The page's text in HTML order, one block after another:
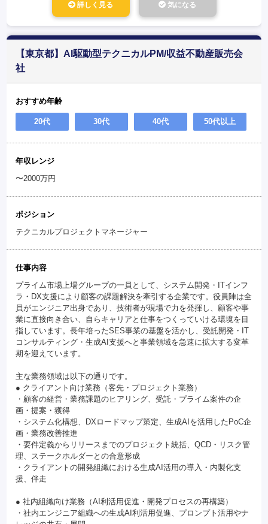
詳しく見る 気になる
【東京都】AI駆動型テクニカルPM/収益不動産販売会
社
おすすめ年齢
20代 30代 40代 50代以上
年収レンジ
〜2000万円
ポジション
テクニカルプロジェクトマネージャー
仕事内容
プライム市場上場グループの一員として、システム開発・ITインフ
ラ・DX支援により顧客の課題解決を牽引する企業です。役員陣は全
員がエンジニア出身であり、技術者が現場で力を発揮し、顧客や事
業に直接向き合い、自らキャリアと仕事をつくっていける環境を目
指しています。長年培ったSES事業の基盤を活かし、受託開発・IT
コンサルティング・生成AI支援へと事業領域を急速に拡大する変革
期を迎えています。
主な業務領域は以下の通りです。
● クライアント向け業務（客先・プロジェクト業務）
・顧客の経営・業務課題のヒアリング、受託・プライム案件の企
画・提案・獲得
・システム化構想、DXロードマップ策定、生成AIを活用したPoC企
画・業務改善推進
・要件定義からリリースまでのプロジェクト統括、QCD・リスク管
理、ステークホルダーとの合意形成
・クライアントの開発組織における生成AI活用の導入・内製化支
援、伴走
● 社内組織向け業務（AI利活用促進・開発プロセスの再構築）
・社内エンジニア組織への生成AI利活用促進、プロンプト活用やナ